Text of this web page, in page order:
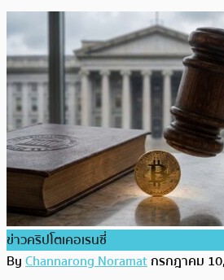
ข่าวคริปโตเคอเรนซี่
ByChannarong Noramatกรกฎาคม